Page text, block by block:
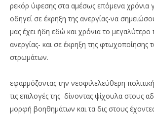
ρεκόρ ύφεσης στα αμέσως επόμενα χρόνια
οδηγεί σε έκρηξη της ανεργίας-να
μας έχει ήδη εδώ και χρόνια το
ανεργίας- και σε έκρηξη της
Η
εφαρμόζοντας την νεοφιλελεύθερη πολιτική
τις επιλογές της δίνοντας ψίχουλα στους
μορφή βοηθημάτων και τα δις στους έχοντες